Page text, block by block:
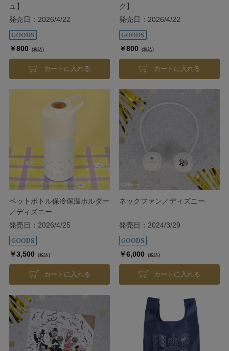
ュ】
発売日：2026/4/22
￥800 (税込)
カートに入れる
ク】
発売日：2026/4/22
￥800 (税込)
カートに入れる
ペットボトル保冷保温ホルダー
／ディズニー
発売日：2026/4/25
￥3,500 (税込)
カートに入れる
ネックファン／ディズニー
発売日：2024/3/29
￥6,000 (税込)
カートに入れる